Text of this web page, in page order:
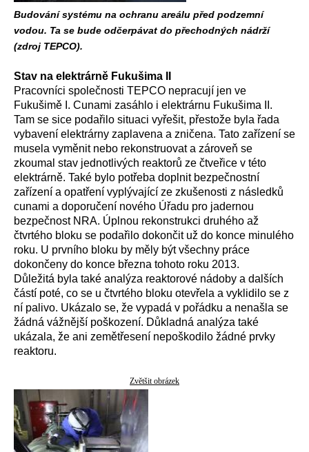
Budování systému na ochranu areálu před podzemní
vodou. Ta se bude odčerpávat do přechodných nádrží
(zdroj TEPCO).
Stav na elektrárně Fukušima II
Pracovníci společnosti TEPCO nepracují jen ve
Fukušimě I. Cunami zasáhlo i elektrárnu Fukušima II.
Tam se sice podařilo situaci vyřešit, přestože byla řada
vybavení elektrárny zaplavena a zničena. Tato zařízení se
musela vyměnit nebo rekonstruovat a zároveň se
zkoumal stav jednotlivých reaktorů ze čtveřice v této
elektrárně. Také bylo potřeba doplnit bezpečnostní
zařízení a opatření vyplývající ze zkušenosti z následků
cunami a doporučení nového Úřadu pro jadernou
bezpečnost NRA. Úplnou rekonstrukci druhého až
čtvrtého bloku se podařilo dokončit už do konce minulého
roku. U prvního bloku by měly být všechny práce
dokončeny do konce března tohoto roku 2013.
Důležitá byla také analýza reaktorové nádoby a dalších
částí poté, co se u čtvrtého bloku otevřela a vyklidilo se z
ní palivo. Ukázalo se, že vypadá v pořádku a nenašla se
žádná vážnější poškození. Důkladná analýza také
ukázala, že ani zemětřesení nepoškodilo žádné prvky
reaktoru.
Zvětšit obrázek